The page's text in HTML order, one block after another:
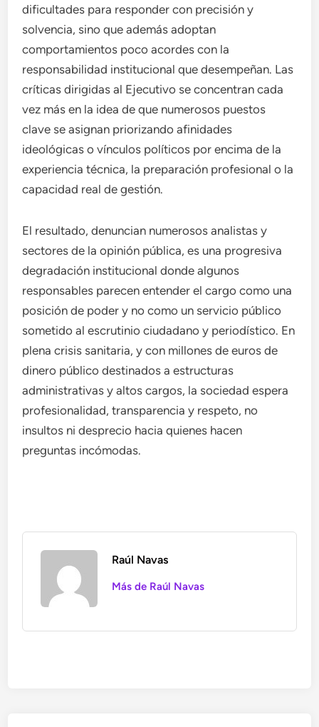
dificultades para responder con precisión y
solvencia, sino que además adoptan
comportamientos poco acordes con la
responsabilidad institucional que desempeñan. Las
críticas dirigidas al Ejecutivo se concentran cada
vez más en la idea de que numerosos puestos
clave se asignan priorizando afinidades
ideológicas o vínculos políticos por encima de la
experiencia técnica, la preparación profesional o la
capacidad real de gestión.
El resultado, denuncian numerosos analistas y
sectores de la opinión pública, es una progresiva
degradación institucional donde algunos
responsables parecen entender el cargo como una
posición de poder y no como un servicio público
sometido al escrutinio ciudadano y periodístico. En
plena crisis sanitaria, y con millones de euros de
dinero público destinados a estructuras
administrativas y altos cargos, la sociedad espera
profesionalidad, transparencia y respeto, no
insultos ni desprecio hacia quienes hacen
preguntas incómodas.
Raúl Navas
Más de Raúl Navas